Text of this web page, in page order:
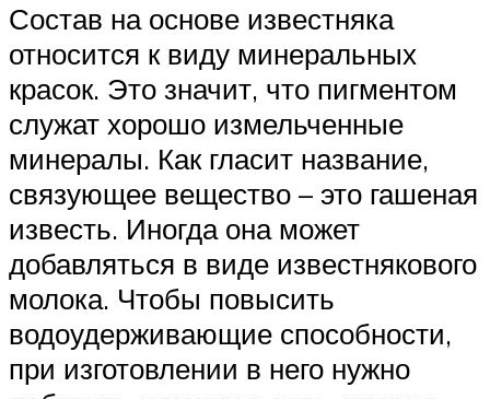
Состав на основе известняка
относится к виду минеральных
красок. Это значит, что пигментом
служат хорошо измельченные
минералы. Как гласит название,
связующее вещество – это гашеная
известь. Иногда она может
добавляться в виде известнякового
молока. Чтобы повысить
водоудерживающие способности,
при изготовлении в него нужно